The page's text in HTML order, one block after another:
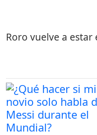
Roro vuelve a estar